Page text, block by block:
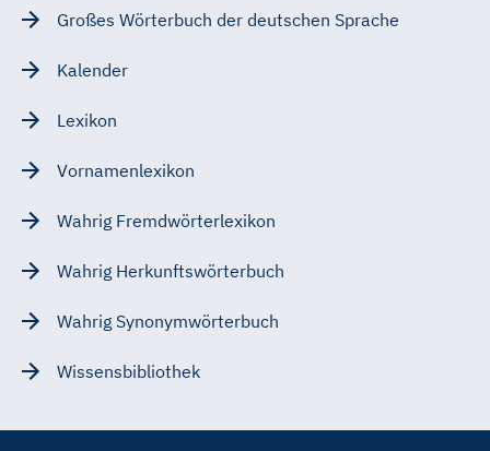
Großes Wörterbuch der deutschen Sprache
Kalender
Lexikon
Vornamenlexikon
Wahrig Fremdwörterlexikon
Wahrig Herkunftswörterbuch
Wahrig Synonymwörterbuch
Wissensbibliothek